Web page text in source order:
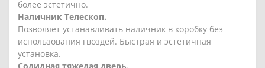
более эстетично.
Наличник Телескоп.
Позволяет устанавливать наличник в коробку без
использования гвоздей. Быстрая и эстетичная
установка.